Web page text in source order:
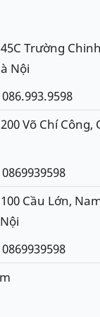
45C Trường
Nội
Võ Chí
100 Cầu Lớn,